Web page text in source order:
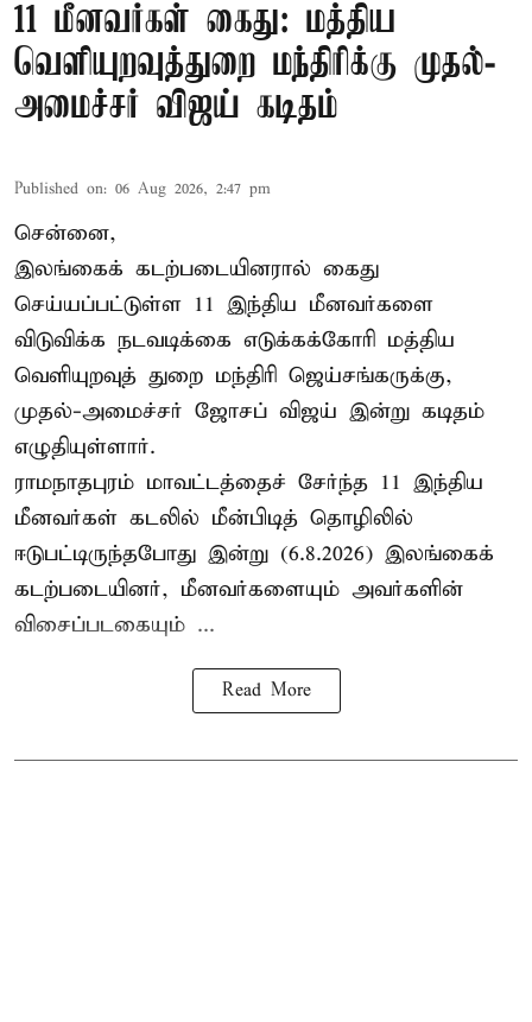
11 மீனவர்கள் கைது: மத்திய
வெளியுறவுத்துறை மந்திரிக்கு முதல்-
அமைச்சர் விஜய் கடிதம்
Published on: 06 Aug 2026, 2:47 pm
சென்னை,
இலங்கைக் கடற்படையினரால் கைது
செய்யப்பட்டுள்ள 11 இந்திய மீனவர்களை
விடுவிக்க நடவடிக்கை எடுக்கக்கோரி மத்திய
வெளியுறவுத் துறை மந்திரி ஜெய்சங்கருக்கு,
முதல்-அமைச்சர் ஜோசப் விஜய் இன்று கடிதம்
எழுதியுள்ளார்.
ராமநாதபுரம் மாவட்டத்தைச் சேர்ந்த 11 இந்திய
மீனவர்கள் கடலில் மீன்பிடித் தொழிலில்
ஈடுபட்டிருந்தபோது இன்று (6.8.2026) இலங்கைக்
கடற்படையினர், மீனவர்களையும் அவர்களின்
விசைப்படகையும் ...
Read More